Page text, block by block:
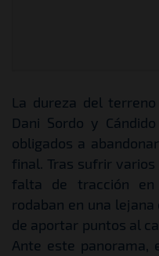
La dureza del
Dani Sordo y
obligados a
final. Tras sufrir
falta de tracción en
rodaban en una
de aportar puntos al
Ante este panorama,